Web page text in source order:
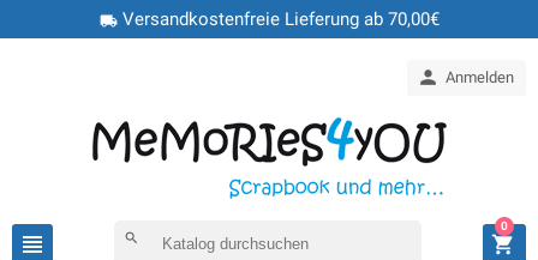
local_shippingVersandkostenfreie Lieferung ab 70,00€
 Anmelden
 search 
0